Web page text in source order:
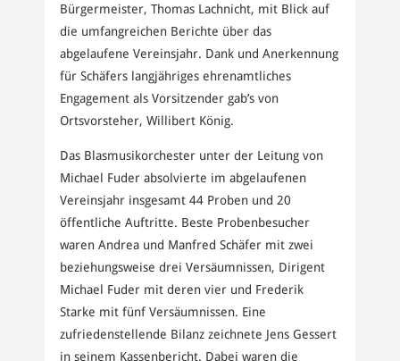
Bürgermeister, Thomas Lachnicht, mit Blick auf
die umfangreichen Berichte über das
abgelaufene Vereinsjahr. Dank und Anerkennung
für Schäfers langjähriges ehrenamtliches
Engagement als Vorsitzender gab’s von
Ortsvorsteher, Willibert König.
Das Blasmusikorchester unter der Leitung von
Michael Fuder absolvierte im abgelaufenen
Vereinsjahr insgesamt 44 Proben und 20
öffentliche Auftritte. Beste Probenbesucher
waren Andrea und Manfred Schäfer mit zwei
beziehungsweise drei Versäumnissen, Dirigent
Michael Fuder mit deren vier und Frederik
Starke mit fünf Versäumnissen. Eine
zufriedenstellende Bilanz zeichnete Jens Gessert
in seinem Kassenbericht. Dabei waren die